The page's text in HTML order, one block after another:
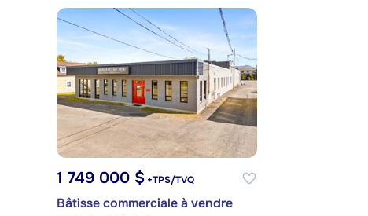
1 749 000 $ +TPS/TVQ
Bâtisse commerciale à vendre